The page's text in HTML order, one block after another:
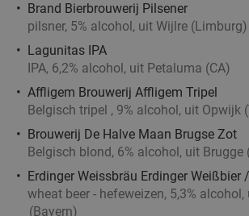
Brand Bierbrouwerij Pilsener
pilsner, 5% alcohol, uit Wijlre (Limburg)
Lagunitas IPA
IPA, 6,2% alcohol, uit Petaluma (CA)
Affligem Brouwerij Affligem Tripel
Belgisch tripel , 9% alcohol, uit Opwijk
Brouwerij De Halve Maan Brugse Zot
Belgisch blond, 6% alcohol, uit Brugge
Erdinger Weissbräu Erdinger Weißbier
wheat beer - hefeweizen, 5,3% alcohol,
(Bayern)